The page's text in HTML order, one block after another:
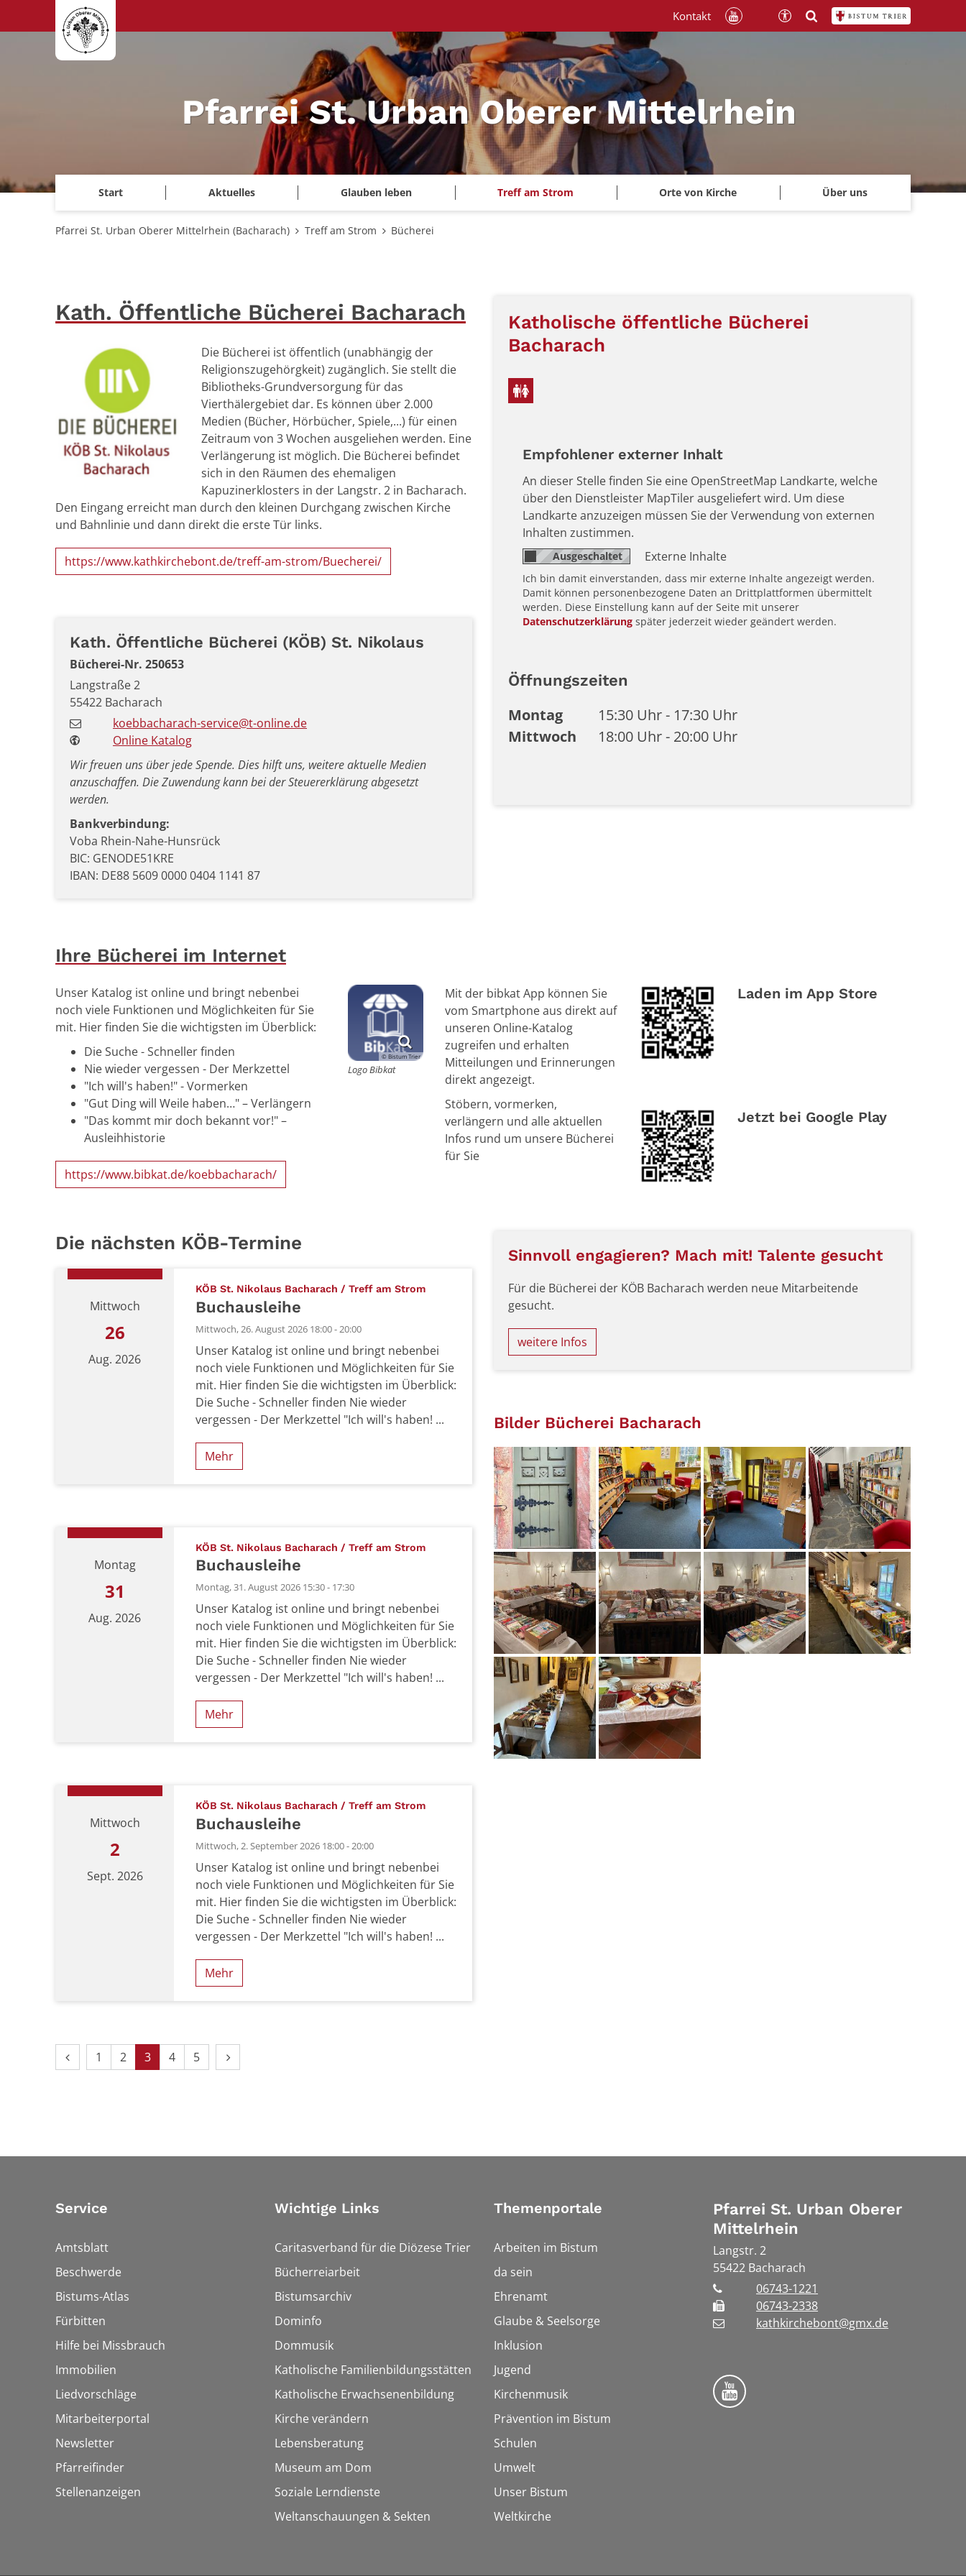
Zum Inhalt springen
Pfarrei St. Urban Oberer Mittelrhein
Start Aktuelles Glauben leben Treff am Strom Orte von Kirche Über uns
Kontakt
Pfarrei St. Urban Oberer Mittelrhein (Bacharach) Treff am Strom Bücherei
Kath. Öffentliche Bücherei Bacharach
Die Bücherei ist öffentlich (unabhängig der
Religionszugehörgkeit) zugänglich. Sie stellt die
Bibliotheks-Grundversorgung für das
Vierthälergebiet dar. Es können über 2.000
Medien (Bücher, Hörbücher, Spiele,...) für einen
Zeitraum von 3 Wochen ausgeliehen werden. Eine
Verlängerung ist möglich. Die Bücherei befindet
sich in den Räumen des ehemaligen
Kapuzinerklosters in der Langstr. 2 in Bacharach.
Den Eingang erreicht man durch den kleinen Durchgang zwischen Kirche
und Bahnlinie und dann direkt die erste Tür links.
https://www.kathkirchebont.de/treff-am-strom/Buecherei/
Kath. Öffentliche Bücherei (KÖB) St. Nikolaus
Bücherei-Nr. 250653
Langstraße 2
55422 Bacharach
koebbacharach-service@t-online.de
Online Katalog
Wir freuen uns über jede Spende. Dies hilft uns, weitere aktuelle Medien
anzuschaffen. Die Zuwendung kann bei der Steuererklärung abgesetzt
werden.
Bankverbindung:
Voba Rhein-Nahe-Hunsrück
BIC: GENODE51KRE
IBAN: DE88 5609 0000 0404 1141 87
Katholische öffentliche Bücherei
Bacharach
Empfohlener externer Inhalt
An dieser Stelle finden Sie eine OpenStreetMap Landkarte, welche
über den Dienstleister MapTiler ausgeliefert wird. Um diese
Landkarte anzuzeigen müssen Sie der Verwendung von externen
Inhalten zustimmen.
Externe Inhalte
Ich bin damit einverstanden, dass mir externe Inhalte angezeigt werden.
Damit können personenbezogene Daten an Drittplattformen übermittelt
werden. Diese Einstellung kann auf der Seite mit unserer
Datenschutzerklärung später jederzeit wieder geändert werden.
Öffnungszeiten
Montag 15:30 Uhr- 17:30 Uhr
Mittwoch
18:00 Uhr- 20:00 Uhr
Ihre Bücherei im Internet
Unser Katalog ist online und bringt nebenbei
noch viele Funktionen und Möglichkeiten für Sie
mit. Hier finden Sie die wichtigsten im Überblick:
Die Suche - Schneller finden
Nie wieder vergessen - Der Merkzettel
"Ich will's haben!" - Vormerken
"Gut Ding will Weile haben…" – Verlängern
"Das kommt mir doch bekannt vor!" –
Ausleihhistorie
https://www.bibkat.de/koebbacharach/
© Bistum Trier
Logo Bibkat
Mit der bibkat App können Sie
vom Smartphone aus direkt auf
unseren Online-Katalog
zugreifen und erhalten
Mitteilungen und Erinnerungen
direkt angezeigt.
Stöbern, vormerken,
verlängern und alle aktuellen
Infos rund um unsere Bücherei
für Sie
Laden im App Store
Jetzt bei Google Play
Die nächsten KÖB-Termine
Mittwoch
26
Aug. 2026
KÖB St. Nikolaus Bacharach / Treff am Strom
Buchausleihe
Mittwoch, 26. August 2026 18:00 - 20:00
Unser Katalog ist online und bringt nebenbei
noch viele Funktionen und Möglichkeiten für Sie
mit. Hier finden Sie die wichtigsten im Überblick:
Die Suche - Schneller finden Nie wieder
vergessen - Der Merkzettel "Ich will's haben! ...
Mehr
Montag
31
Aug. 2026
KÖB St. Nikolaus Bacharach / Treff am Strom
Buchausleihe
Montag, 31. August 2026 15:30 - 17:30
Unser Katalog ist online und bringt nebenbei
noch viele Funktionen und Möglichkeiten für Sie
mit. Hier finden Sie die wichtigsten im Überblick:
Die Suche - Schneller finden Nie wieder
vergessen - Der Merkzettel "Ich will's haben! ...
Mehr
Mittwoch
2
Sept. 2026
KÖB St. Nikolaus Bacharach / Treff am Strom
Buchausleihe
Mittwoch, 2. September 2026 18:00 - 20:00
Unser Katalog ist online und bringt nebenbei
noch viele Funktionen und Möglichkeiten für Sie
mit. Hier finden Sie die wichtigsten im Überblick:
Die Suche - Schneller finden Nie wieder
vergessen - Der Merkzettel "Ich will's haben! ...
Mehr
Vorherige Seite
1 2 3 4 5 Nächste Seite
Sinnvoll engagieren? Mach mit! Talente gesucht
Für die Bücherei der KÖB Bacharach werden neue Mitarbeitende
gesucht.
weitere Infos
Bilder Bücherei Bacharach
Service
Amtsblatt
Beschwerde
Bistums-Atlas
Fürbitten
Hilfe bei Missbrauch
Immobilien
Liedvorschläge
Mitarbeiterportal
Newsletter
Pfarreifinder
Stellenanzeigen
Wichtige Links
Caritasverband für die Diözese Trier
Bücherreiarbeit
Bistumsarchiv
Dominfo
Dommusik
Katholische Familienbildungsstätten
Katholische Erwachsenenbildung
Kirche verändern
Lebensberatung
Museum am Dom
Soziale Lerndienste
Weltanschauungen & Sekten
Themenportale
Arbeiten im Bistum
da sein
Ehrenamt
Glaube & Seelsorge
Inklusion
Jugend
Kirchenmusik
Prävention im Bistum
Schulen
Umwelt
Unser Bistum
Weltkirche
Pfarrei St. Urban Oberer
Mittelrhein
Langstr. 2
55422 Bacharach
06743-1221
06743-2338
kathkirchebont@gmx.de
Folge uns auf YouTube